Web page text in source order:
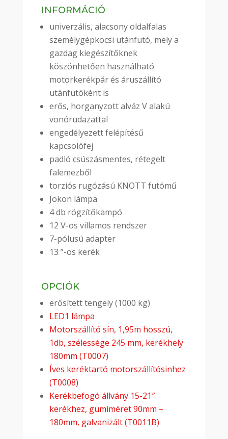
INFORMÁCIÓ
univerzális, alacsony oldalfalas
személygépkocsi utánfutó, mely a
gazdag kiegészítőknek
köszönhetően használható
motorkerékpár és áruszállító
utánfutóként is
erős, horganyzott alváz V alakú
vonórudazattal
engedélyezett felépítésű
kapcsolófej
padló csúszásmentes, rétegelt
falemezből
torziós rugózású KNOTT futómű
Jokon lámpa
4 db rögzítőkampó
12 V-os villamos rendszer
7-pólusú adapter
13 ”-os kerék
OPCIÓK
erősített tengely (1000 kg)
LED1 lámpa
Motorszállító sín, 1,95m hosszú,
1db, szélessége 245 mm, kerékhely
180mm (T0007)
Íves keréktartó motorszállítósinhez
(T0008)
Kerékbefogó állvány 15-21″
kerékhez, gumiméret 90mm –
180mm, galvanizált (T0011B)